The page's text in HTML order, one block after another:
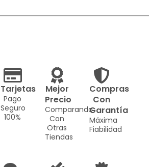
Tarjetas
Pago
Seguro
100%
Mejor
Precio
Comparando
Con
Otras
Tiendas
Compras
Con
Garantía
Máxima
Fiabilidad